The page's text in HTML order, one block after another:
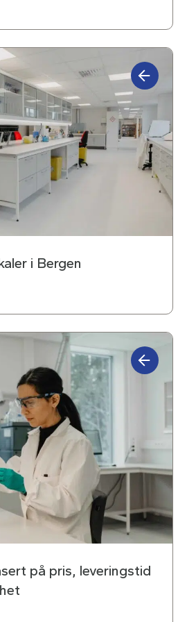
i Bergen
på pris, leveringstid